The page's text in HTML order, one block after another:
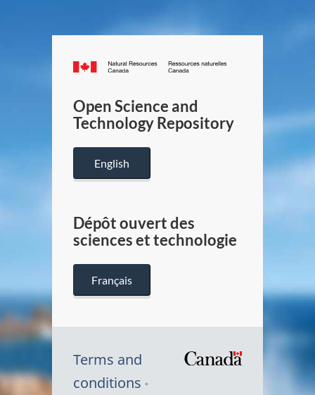
Canada.ca
/
Canada
Open Science and
Technology Repository
English
Dépôt ouvert des
sciences et technologie
Français
Terms and
conditions
Symbole